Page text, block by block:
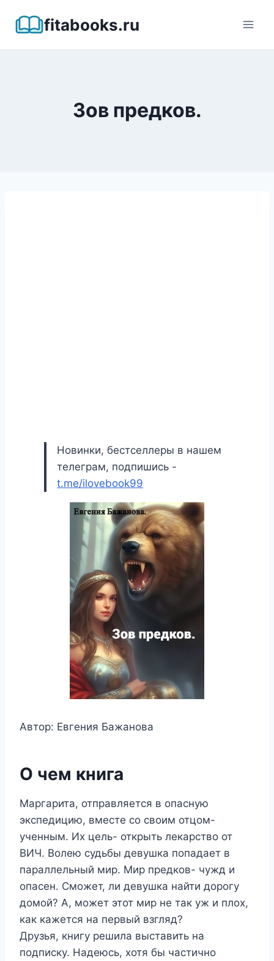
fitabooks.ru
Зов предков.
Новинки, бестселлеры в нашем
телеграм, подпишись -
t.me/ilovebook99
Автор: Евгения Бажанова
О чем книга
Маргарита, отправляется в опасную
экспедицию, вместе со своим отцом-
ученным. Их цель- открыть лекарство от
ВИЧ. Волею судьбы девушка попадает в
параллельный мир. Мир предков- чужд и
опасен. Сможет, ли девушка найти дорогу
домой? А, может этот мир не так уж и плох,
как кажется на первый взгляд?
Друзья, книгу решила выставить на
подписку. Надеюсь, хотя бы частично